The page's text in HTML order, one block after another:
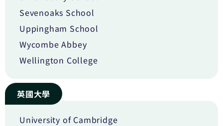
Sevenoaks School
Uppingham School
Wycombe Abbey
Wellington College
英國大學
University of Cambridge